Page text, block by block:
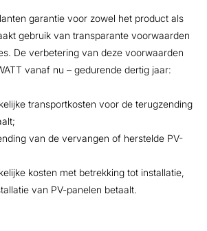
garantie voor zowel het product als
gebruik van transparante voorwaarden
De verbetering van deze voorwaarden
vanaf nu – gedurende dertig jaar:
transportkosten voor de terugzending
van de vervangen of herstelde PV-
kosten met betrekking tot installatie,
van PV-panelen betaalt.